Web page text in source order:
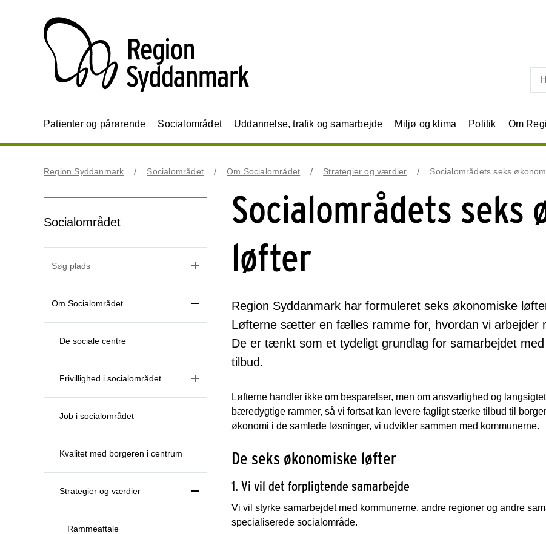
Patienter og pårørende Socialområdet Uddannelse, trafik og samarbejde Miljø og klima Politik Om
Region Syddanmark Socialområdet Om Socialområdet Strategier og værdier Socialområdets seks
Socialområdet
Søg plads
Om Socialområdet
De sociale centre
Frivillighed i socialområdet
Job i socialområdet
Kvalitet med borgeren i centrum
Strategier og værdier
Rammeaftale
Socialområdets seks
løfter
Region Syddanmark har formuleret seks økonomiske
Løfterne sætter en fælles ramme for, hvordan vi arbejder
De er tænkt som et tydeligt grundlag for samarbejdet
tilbud.
Løfterne handler ikke om besparelser, men om ansvarlighed og
bæredygtige rammer, så vi fortsat kan levere fagligt stærke tilbud til
økonomi i de samlede løsninger, vi udvikler sammen med kommunerne.
De seks økonomiske løfter
1. Vi vil det forpligtende samarbejde
Vi vil styrke samarbejdet med kommunerne, andre regioner og andre
specialiserede socialområde.